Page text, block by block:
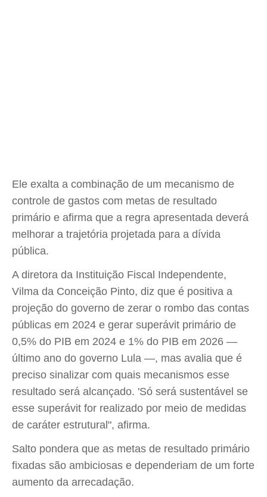
Ele exalta a combinação de um mecanismo de
controle de gastos com metas de resultado
primário e afirma que a regra apresentada deverá
melhorar a trajetória projetada para a dívida
pública.
A diretora da Instituição Fiscal Independente,
Vilma da Conceição Pinto, diz que é positiva a
projeção do governo de zerar o rombo das contas
públicas em 2024 e gerar superávit primário de
0,5% do PIB em 2024 e 1% do PIB em 2026 —
último ano do governo Lula —, mas avalia que é
preciso sinalizar com quais mecanismos esse
resultado será alcançado. 'Só será sustentável se
esse superávit for realizado por meio de medidas
de caráter estrutural", afirma.
Salto pondera que as metas de resultado primário
fixadas são ambiciosas e dependeriam de um forte
aumento da arrecadação.